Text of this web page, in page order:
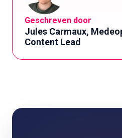
Geschreven door
Jules Carmaux,
Content Lead